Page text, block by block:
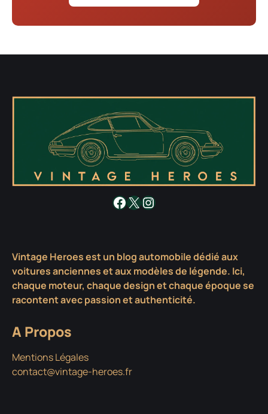
Facebook
X Instagram
Vintage Heroes est un blog automobile dédié aux
voitures anciennes et aux modèles de légende. Ici,
chaque moteur, chaque design et chaque époque se
racontent avec passion et authenticité.
A Propos
Mentions Légales
contact@vintage-heroes.fr